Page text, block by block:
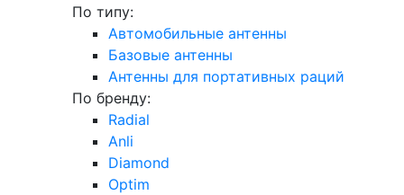
По типу:
Автомобильные антенны
Базовые антенны
Антенны для портативных раций
По бренду:
Radial
Anli
Diamond
Optim